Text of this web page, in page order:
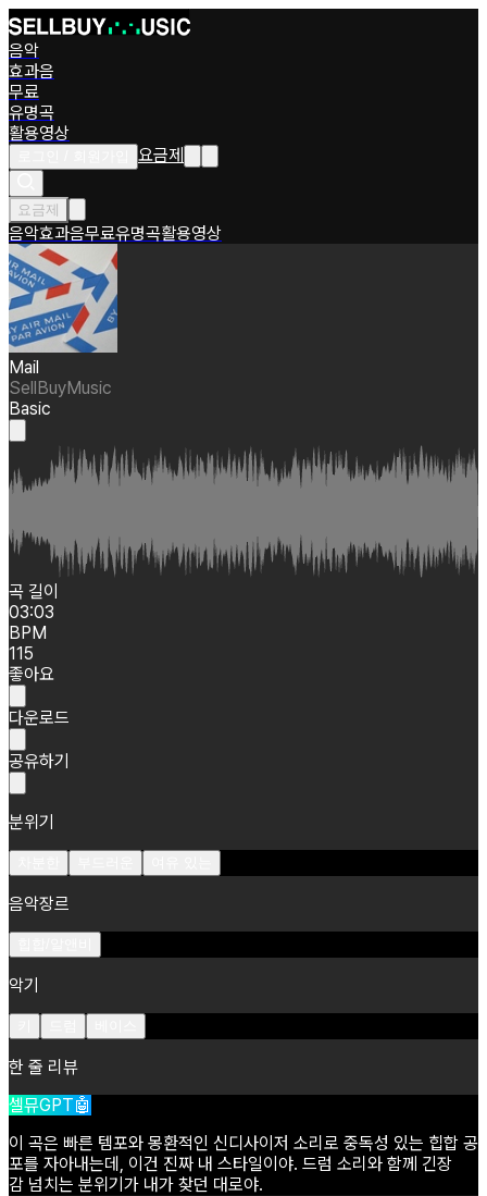
음악
효과음
무료
유명곡
활용영상
요금제
요금제
음악효과음무료유명곡활용영상
Mail
SellBuyMusic
Basic
곡 길이
03:03
BPM
115
좋아요
다운로드
공유하기
분위기
음악장르
악기
한 줄 리뷰
셀뮤GPT🤖
이 곡은 빠른 템포와 몽환적인 신디사이저 소리로 중독성 있는 힙합 공
포를 자아내는데, 이건 진짜 내 스타일이야. 드럼 소리와 함께 긴장
감 넘치는 분위기가 내가 찾던 대로야.